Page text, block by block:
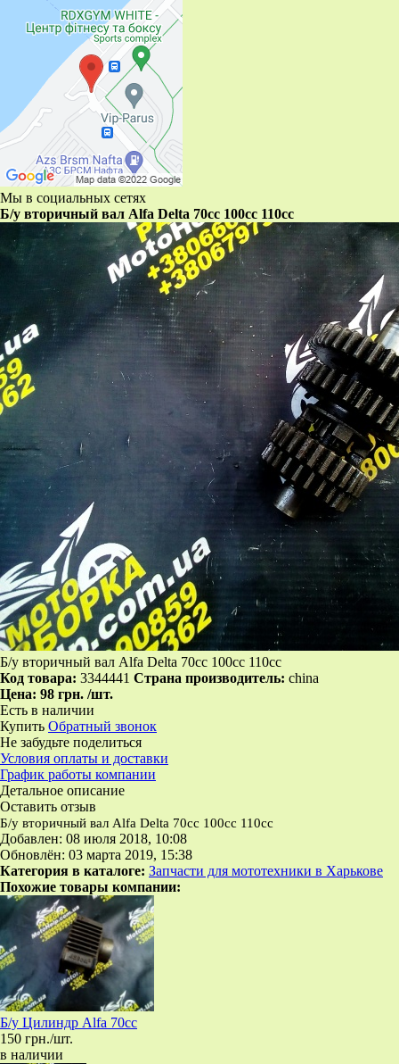
Мы в социальных сетях
Б/у вторичный вал Alfa Delta 70cc 100cc 110cc
Б/у вторичный вал Alfa Delta 70cc 100cc 110cc
Код товара: 3344441 Страна производитель: china
Цена: 98 грн. /шт.
Есть в наличии
Купить Обратный звонок
Не забудьте поделиться
Условия оплаты и доставки
График работы компании
Детальное описание
Оставить отзыв
Б/у вторичный вал Alfa Delta 70cc 100cc 110cc
Добавлен: 08 июля 2018, 10:08
Обновлён: 03 марта 2019, 15:38
Категория в каталоге: Запчасти для мототехники в Харькове
Похожие товары компании:
Б/у Цилиндр Alfa 70cc
150 грн./шт.
в наличии